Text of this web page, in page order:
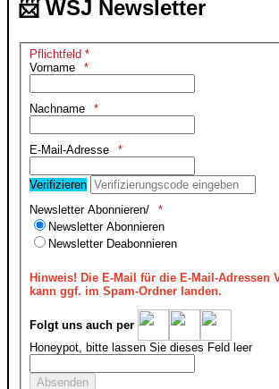
📨 WSJ Newsletter
Pflichtfeld *
Vorname
Nachname
E-Mail-Adresse
Verifizieren
Newsletter Abonnieren/
Newsletter Abonnieren
Newsletter Deabonnieren
Hinweis! Die E-Mail für die E-Mail-Adressen
kann ggf. im Spam-Ordner landen.
Folgt uns auch per
Honeypot, bitte lassen Sie dieses Feld leer